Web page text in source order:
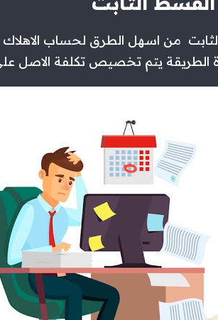
من اسهل الطرق لحساب الاهلاك
الطريقة يتم تخصيص تكلفة الاصل